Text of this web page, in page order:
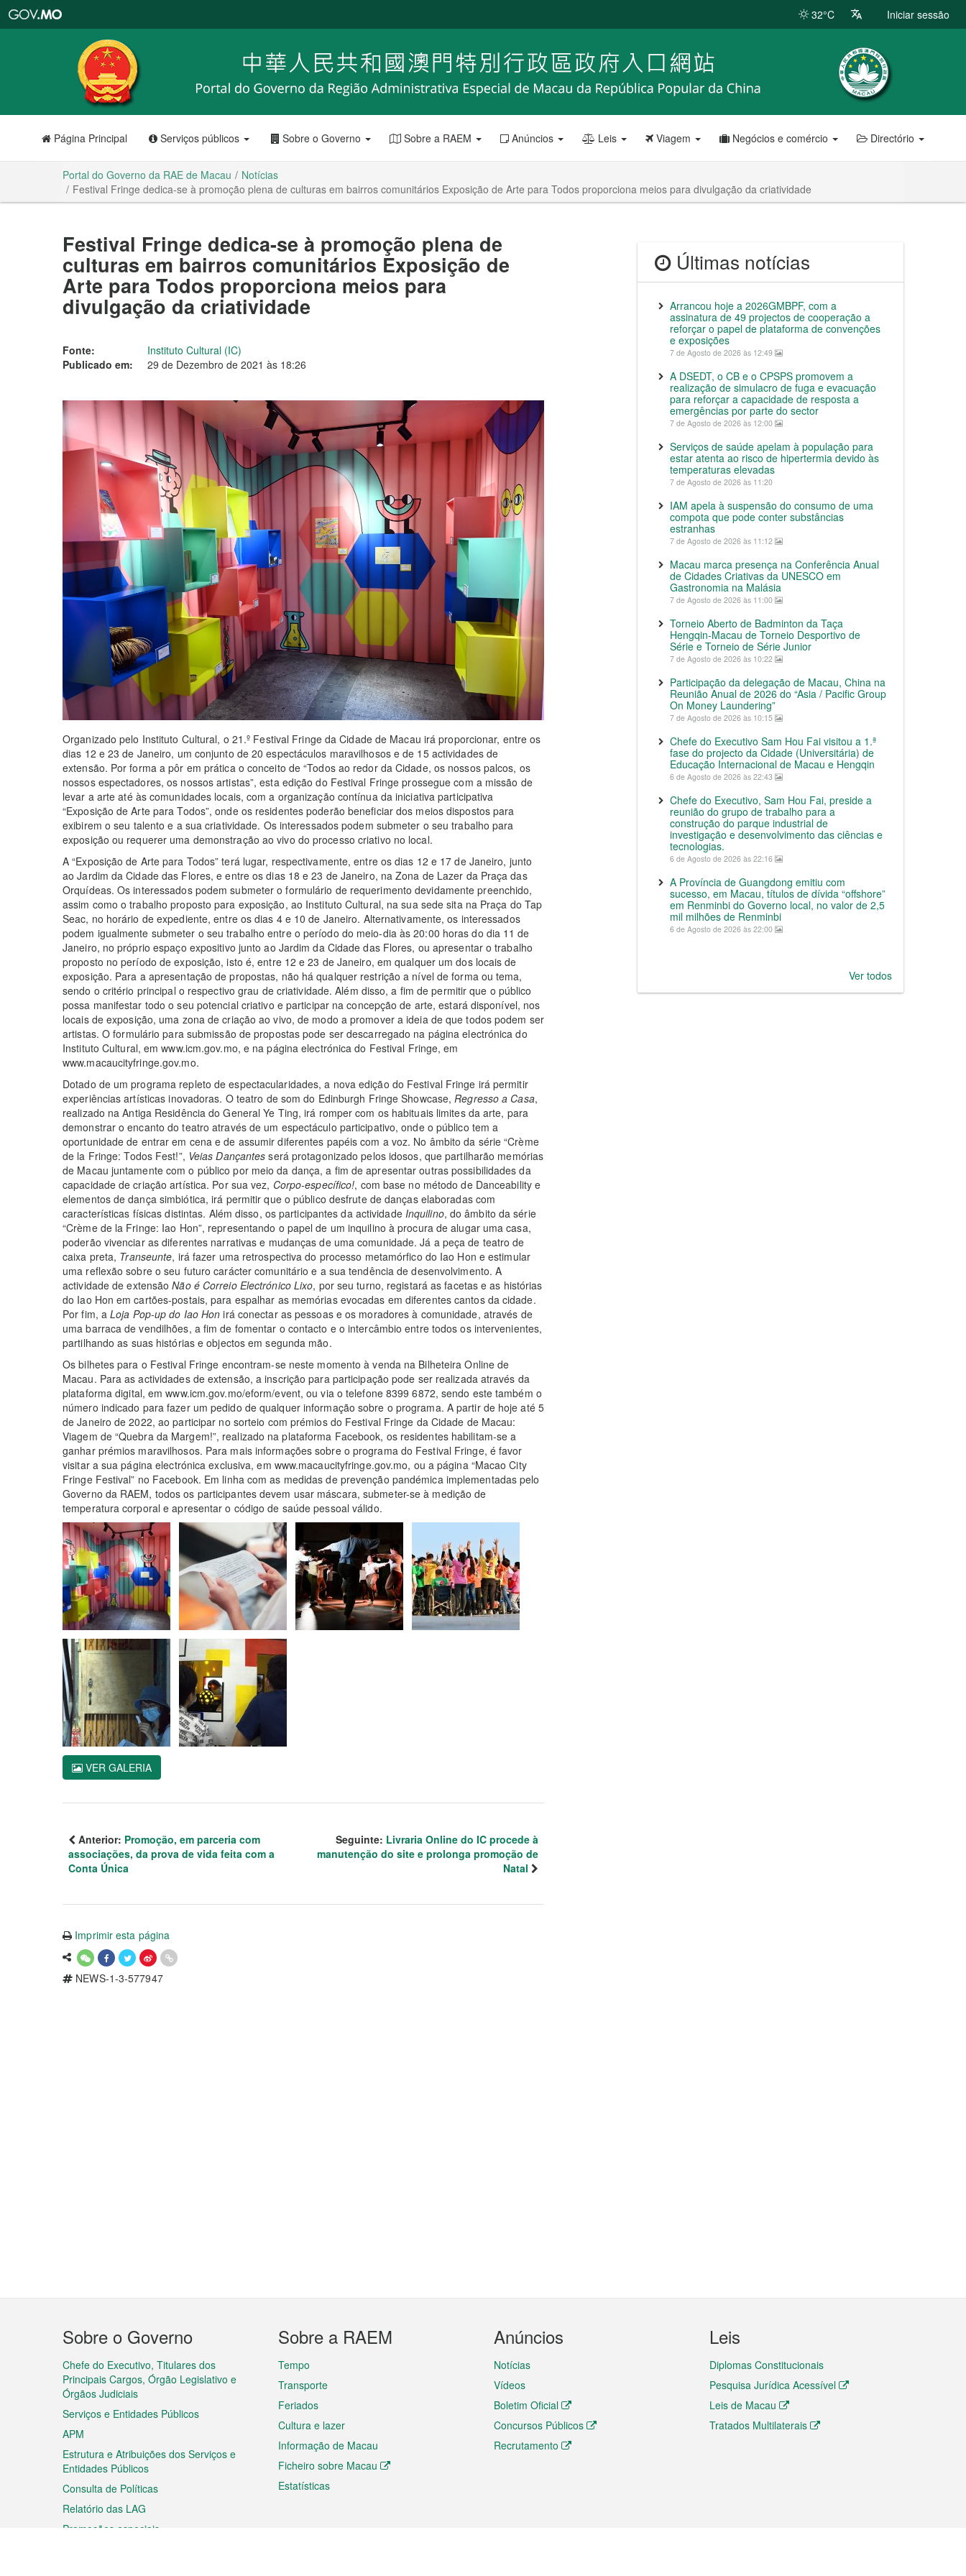
RAE
de
Macau
32°C Iniciar sessão
Página Principal Serviços públicos Sobre o Governo Sobre a RAEM Anúncios Leis Viagem Negócios e comércio Directório
Portal do Governo da RAE de Macau
Notícias
Festival Fringe dedica-se à promoção plena de culturas em bairros comunitários Exposição de Arte para Todos proporciona meios para divulgação da criatividade
Festival Fringe dedica-se à promoção plena de
culturas em bairros comunitários Exposição de
Arte para Todos proporciona meios para
divulgação da criatividade
Fonte:
Instituto Cultural (IC)
Publicado em:
29 de Dezembro de 2021 às 18:26
Organizado pelo Instituto Cultural, o 21.º Festival Fringe da Cidade de Macau irá proporcionar, entre os
dias 12 e 23 de Janeiro, um conjunto de 20 espectáculos maravilhosos e de 15 actividades de
extensão. Por forma a pôr em prática o conceito de “Todos ao redor da Cidade, os nossos palcos, os
nossos espectadores, os nossos artistas”, esta edição do Festival Fringe prossegue com a missão de
levar a arte até às comunidades locais, com a organização contínua da iniciativa participativa
“Exposição de Arte para Todos”, onde os residentes poderão beneficiar dos meios dispostos para
exibirem o seu talento e a sua criatividade. Os interessados podem submeter o seu trabalho para
exposição ou requerer uma demonstração ao vivo do processo criativo no local.
A “Exposição de Arte para Todos” terá lugar, respectivamente, entre os dias 12 e 17 de Janeiro, junto
ao Jardim da Cidade das Flores, e entre os dias 18 e 23 de Janeiro, na Zona de Lazer da Praça das
Orquídeas. Os interessados podem submeter o formulário de requerimento devidamente preenchido,
assim como o trabalho proposto para exposição, ao Instituto Cultural, na sua sede sita na Praça do Tap
Seac, no horário de expediente, entre os dias 4 e 10 de Janeiro. Alternativamente, os interessados
podem igualmente submeter o seu trabalho entre o período do meio-dia às 20:00 horas do dia 11 de
Janeiro, no próprio espaço expositivo junto ao Jardim da Cidade das Flores, ou apresentar o trabalho
proposto no período de exposição, isto é, entre 12 e 23 de Janeiro, em qualquer um dos locais de
exposição. Para a apresentação de propostas, não há qualquer restrição a nível de forma ou tema,
sendo o critério principal o respectivo grau de criatividade. Além disso, a fim de permitir que o público
possa manifestar todo o seu potencial criativo e participar na concepção de arte, estará disponível, nos
locais de exposição, uma zona de criação ao vivo, de modo a promover a ideia de que todos podem ser
artistas. O formulário para submissão de propostas pode ser descarregado na página electrónica do
Instituto Cultural, em www.icm.gov.mo, e na página electrónica do Festival Fringe, em
www.macaucityfringe.gov.mo.
Dotado de um programa repleto de espectacularidades, a nova edição do Festival Fringe irá permitir
experiências artísticas inovadoras. O teatro de som do Edinburgh Fringe Showcase,Regresso a Casa,
realizado na Antiga Residência do General Ye Ting, irá romper com os habituais limites da arte, para
demonstrar o encanto do teatro através de um espectáculo participativo, onde o público tem a
oportunidade de entrar em cena e de assumir diferentes papéis com a voz. No âmbito da série “Crème
de la Fringe: Todos Fest!”, Veias Dançantes será protagonizado pelos idosos, que partilharão memórias
de Macau juntamente com o público por meio da dança, a fim de apresentar outras possibilidades da
capacidade de criação artística. Por sua vez, Corpo-específico!, com base no método de Danceability e
elementos de dança simbiótica, irá permitir que o público desfrute de danças elaboradas com
características físicas distintas. Além disso, os participantes da actividade Inquilino, do âmbito da série
“Crème de la Fringe: Iao Hon”, representando o papel de um inquilino à procura de alugar uma casa,
poderão vivenciar as diferentes narrativas e mudanças de uma comunidade. Já a peça de teatro de
caixa preta, Transeunte, irá fazer uma retrospectiva do processo metamórfico do Iao Hon e estimular
uma reflexão sobre o seu futuro carácter comunitário e a sua tendência de desenvolvimento. A
actividade de extensãoNão é Correio Electrónico Lixo, por seu turno, registará as facetas e as histórias
do Iao Hon em cartões-postais, para espalhar as memórias evocadas em diferentes cantos da cidade.
Por fim, aLoja Pop-up do Iao Hon irá conectar as pessoas e os moradores à comunidade, através de
uma barraca de vendilhões, a fim de fomentar o contacto e o intercâmbio entre todos os intervenientes,
partilhando as suas histórias e objectos em segunda mão.
Os bilhetes para o Festival Fringe encontram-se neste momento à venda na Bilheteira Online de
Macau. Para as actividades de extensão, a inscrição para participação pode ser realizada através da
plataforma digital, em www.icm.gov.mo/eform/event, ou via o telefone 8399 6872, sendo este também o
número indicado para fazer um pedido de qualquer informação sobre o programa. A partir de hoje até 5
de Janeiro de 2022, ao participar no sorteio com prémios do Festival Fringe da Cidade de Macau:
Viagem de “Quebra da Margem!”, realizado na plataforma Facebook, os residentes habilitam-se a
ganhar prémios maravilhosos. Para mais informações sobre o programa do Festival Fringe, é favor
visitar a sua página electrónica exclusiva, em www.macaucityfringe.gov.mo, ou a página “Macao City
Fringe Festival” no Facebook. Em linha com as medidas de prevenção pandémica implementadas pelo
Governo da RAEM, todos os participantes devem usar máscara, submeter-se à medição de
temperatura corporal e apresentar o código de saúde pessoal válido.
VER GALERIA
Anterior: Promoção, em parceria com
associações, da prova de vida feita com a
Conta Única
Seguinte: Livraria Online do IC procede à
manutenção do site e prolonga promoção de
Natal
Imprimir esta página
NEWS-1-3-577947
Últimas notícias
Arrancou hoje a 2026GMBPF, com a
assinatura de 49 projectos de cooperação a
reforçar o papel de plataforma de convenções
e exposições
7 de Agosto de 2026 às 12:49
A DSEDT, o CB e o CPSPS promovem a
realização de simulacro de fuga e evacuação
para reforçar a capacidade de resposta a
emergências por parte do sector
7 de Agosto de 2026 às 12:00
Serviços de saúde apelam à população para
estar atenta ao risco de hipertermia devido às
temperaturas elevadas
7 de Agosto de 2026 às 11:20
IAM apela à suspensão do consumo de uma
compota que pode conter substâncias
estranhas
7 de Agosto de 2026 às 11:12
Macau marca presença na Conferência Anual
de Cidades Criativas da UNESCO em
Gastronomia na Malásia
7 de Agosto de 2026 às 11:00
Torneio Aberto de Badminton da Taça
Hengqin-Macau de Torneio Desportivo de
Série e Torneio de Série Junior
7 de Agosto de 2026 às 10:22
Participação da delegação de Macau, China na
Reunião Anual de 2026 do “Asia / Pacific Group
On Money Laundering”
7 de Agosto de 2026 às 10:15
Chefe do Executivo Sam Hou Fai visitou a 1.ª
fase do projecto da Cidade (Universitária) de
Educação Internacional de Macau e Hengqin
6 de Agosto de 2026 às 22:43
Chefe do Executivo, Sam Hou Fai, preside a
reunião do grupo de trabalho para a
construção do parque industrial de
investigação e desenvolvimento das ciências e
tecnologias.
6 de Agosto de 2026 às 22:16
A Província de Guangdong emitiu com
sucesso, em Macau, títulos de dívida “offshore”
em Renminbi do Governo local, no valor de 2,5
mil milhões de Renminbi
6 de Agosto de 2026 às 22:00
Ver todos
Menu
do
rodapé
Sobre o Governo
Chefe do Executivo, Titulares dos
Principais Cargos, Órgão Legislativo e
Órgãos Judiciais
Serviços e Entidades Públicos
APM
Estrutura e Atribuições dos Serviços e
Entidades Públicos
Consulta de Políticas
Relatório das LAG
Promoções especiais
Sobre a RAEM
Tempo
Transporte
Feriados
Cultura e lazer
Informação de Macau
Ficheiro sobre Macau
Estatísticas
Anúncios
Notícias
Vídeos
Boletim Oficial
Concursos Públicos
Recrutamento
Leis
Diplomas Constitucionais
Pesquisa Jurídica Acessível
Leis de Macau
Tratados Multilaterais